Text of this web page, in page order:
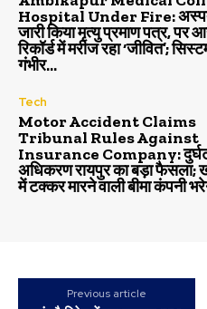
Hospital Under Fire:
जारी किया मृत्यु प्रमाण पत्र, पर
रिकॉर्ड में मरीज रहा ‘जीवित’;
गंभीर...
Tech
Motor Accident Claims
Tribunal Rules Against
Insurance Company:
अधिकरण रायपुर का बड़ा
में टक्कर मारने वाली बीमा कंपनी
Previous article